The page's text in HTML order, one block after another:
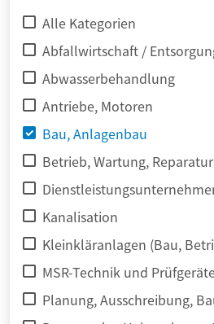
Alle Kategorien
Abfallwirtschaft /
Abwasserbehandlung
Antriebe, Motoren
Bau, Anlagenbau
Betrieb, Wartung, Reparatur
Kanalisation
Kleinkläranlagen (Bau,
MSR-Technik und
Planung, Ausschreibung,